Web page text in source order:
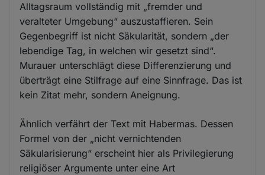
Alltagsraum vollständig mit „fremder und
veralteter Umgebung“ auszustaffieren. Sein
Gegenbegriff ist nicht Säkularität, sondern „der
lebendige Tag, in welchen wir gesetzt sind“.
Murauer unterschlägt diese Differenzierung und
überträgt eine Stilfrage auf eine Sinnfrage. Das ist
kein Zitat mehr, sondern Aneignung.
Ähnlich verfährt der Text mit Habermas. Dessen
Formel von der „nicht vernichtenden
Säkularisierung“ erscheint hier als Privilegierung
religiöser Argumente unter eine Art